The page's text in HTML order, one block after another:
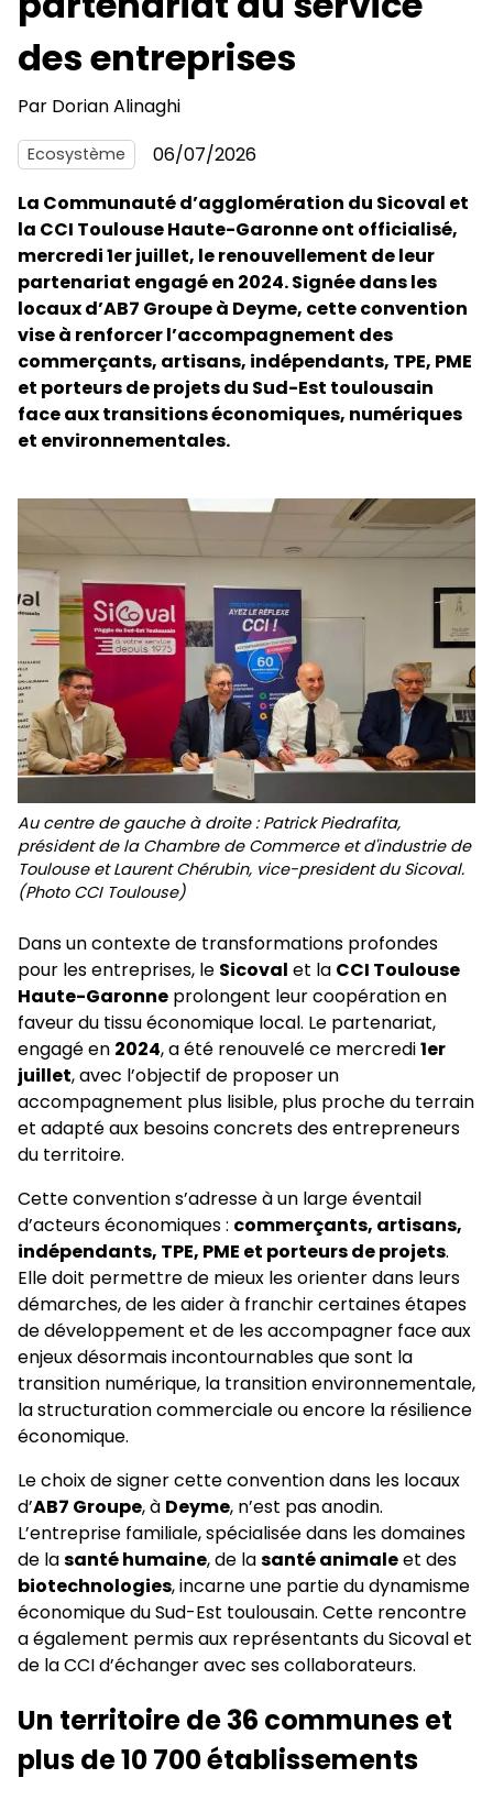
des entreprises
Par Dorian Alinaghi
Ecosystème
06/07/2026
La Communauté d’agglomération du Sicoval et
la CCI Toulouse Haute-Garonne ont officialisé,
mercredi 1er juillet, le renouvellement de leur
partenariat engagé en 2024. Signée dans les
locaux d’AB7 Groupe à Deyme, cette convention
vise à renforcer l’accompagnement des
commerçants, artisans, indépendants, TPE, PME
et porteurs de projets du Sud-Est toulousain
face aux transitions économiques, numériques
et environnementales.
Au centre de gauche à droite : Patrick Piedrafita,
président de la Chambre de Commerce et d'industrie de
Toulouse et Laurent Chérubin, vice-president du Sicoval.
(Photo CCI Toulouse)
Dans un contexte de transformations profondes
pour les entreprises, le Sicoval et la CCI Toulouse
Haute-Garonne prolongent leur coopération en
faveur du tissu économique local. Le partenariat,
engagé en 2024, a été renouvelé ce mercredi1er
juillet, avec l’objectif de proposer un
accompagnement plus lisible, plus proche du terrain
et adapté aux besoins concrets des entrepreneurs
du territoire.
Cette convention s’adresse à un large éventail
d’acteurs économiques : commerçants, artisans,
indépendants, TPE, PME et porteurs de projets.
Elle doit permettre de mieux les orienter dans leurs
démarches, de les aider à franchir certaines étapes
de développement et de les accompagner face aux
enjeux désormais incontournables que sont la
transition numérique, la transition environnementale,
la structuration commerciale ou encore la résilience
économique.
Le choix de signer cette convention dans les locaux
d’AB7 Groupe, à Deyme, n’est pas anodin.
L’entreprise familiale, spécialisée dans les domaines
de lasanté humaine, de lasanté animaleet des
biotechnologies, incarne une partie du dynamisme
économique du Sud-Est toulousain. Cette rencontre
a également permis aux représentants du Sicoval et
de la CCI d’échanger avec ses collaborateurs.
Un territoire de 36 communes et
plus de 10 700 établissements